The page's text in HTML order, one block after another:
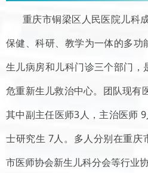
重庆市铜梁区人民医院儿科
保健、科研、教学为一体的多功
生儿病房和儿科门诊三个部门，
危重新生儿救治中心。 团队现有
其中副主任医师3人，主治医师
士研究生 7人。多人分别在重庆
市医师协会新生儿科分会等行业